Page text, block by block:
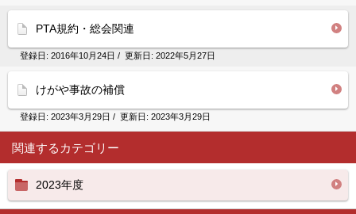
PTA規約・総会関連
登録日: 2016年10月24日 / 更新日: 2022年5月27日
けがや事故の補償
登録日: 2023年3月29日 / 更新日: 2023年3月29日
関連するカテゴリー
2023年度